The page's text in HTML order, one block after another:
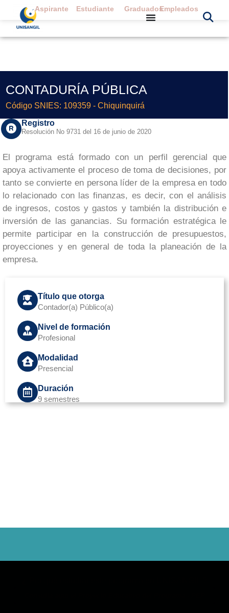
Aspirante Estudiante GraduadosEmpleados
CONTADURÍA PÚBLICA
Código SNIES: 109359 - Chiquinquirá
Registro
Resolución No 9731 del 16 de junio de 2020
El programa está formado con un perfil gerencial que
apoya activamente el proceso de toma de decisiones, por
tanto se convierte en persona líder de la empresa en todo
lo relacionado con las finanzas, es decir, con el análisis
de ingresos, costos y gastos y también la distribución e
inversión de las ganancias. Su formación estratégica le
permite participar en la construcción de presupuestos,
proyecciones y en general de toda la planeación de la
empresa.
Título que otorga
Contador(a) Público(a)
Nivel de formación
Profesional
Modalidad
Presencial
Duración
9 semestres